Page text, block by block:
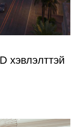
хэвлэлттэй